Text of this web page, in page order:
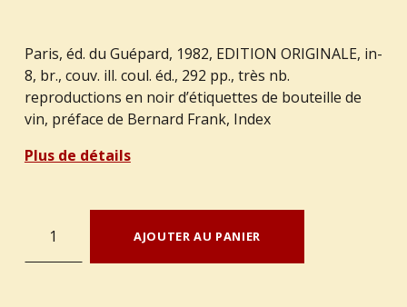
Paris, éd. du Guépard, 1982, EDITION ORIGINALE, in-
8, br., couv. ill. coul. éd., 292 pp., très nb.
reproductions en noir d’étiquettes de bouteille de
vin, préface de Bernard Frank, Index
Plus de détails
AJOUTER AU PANIER